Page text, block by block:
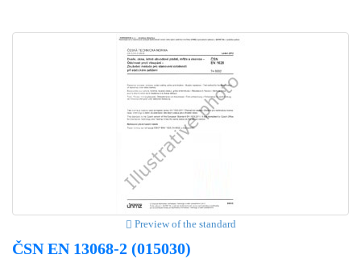
Preview of the standard
ČSN EN 13068-2 (015030)